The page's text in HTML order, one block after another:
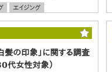
エイジング
ング
髪の印象」に関する調査
代女性対象）